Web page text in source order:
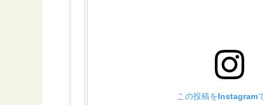
この投稿をInstagram